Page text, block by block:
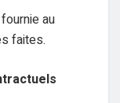
au
faites.